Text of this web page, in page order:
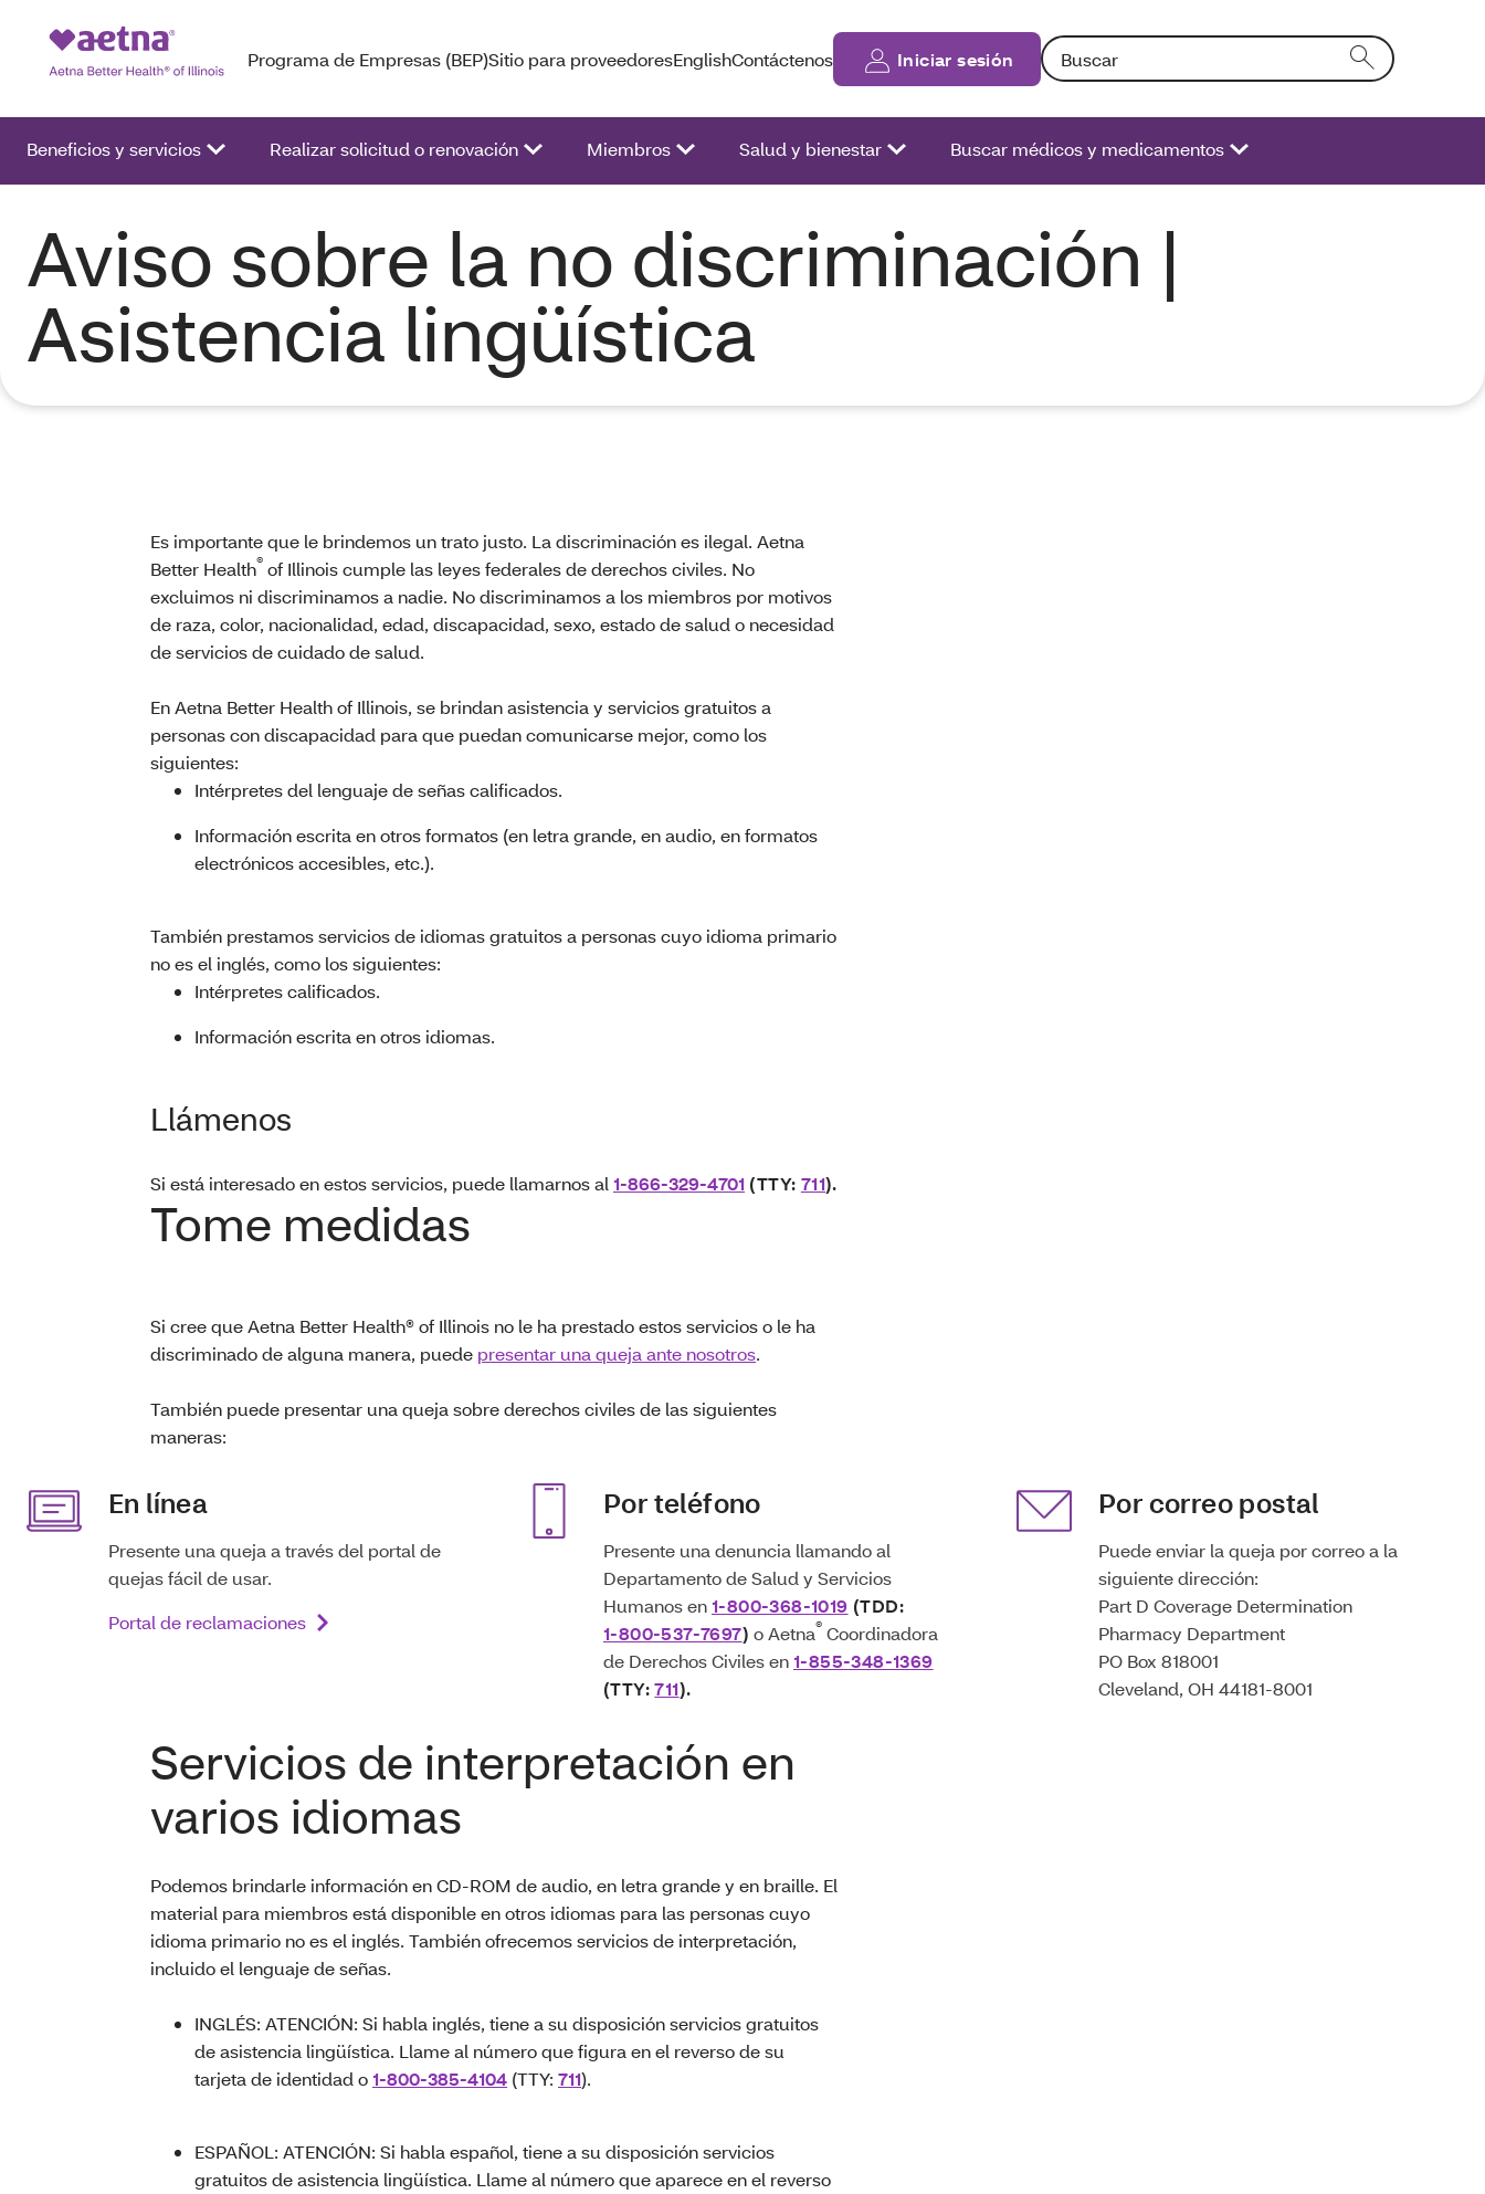
Programa de Empresas (BEP)Sitio para proveedoresEnglishContáctenos Iniciar sesión Búsqueda: Si ingresa texto en el campo de la forma
Beneficios y servicios Realizar solicitud o renovación Miembros Salud y bienestar Buscar médicos y medicamentos
Aviso sobre la no discriminación |
Asistencia lingüística
Es importante que le brindemos un trato justo. La discriminación es ilegal. Aetna
Better Health® of Illinois cumple las leyes federales de derechos civiles. No
excluimos ni discriminamos a nadie. No discriminamos a los miembros por motivos
de raza, color, nacionalidad, edad, discapacidad, sexo, estado de salud o necesidad
de servicios de cuidado de salud.
En Aetna Better Health of Illinois, se brindan asistencia y servicios gratuitos a
personas con discapacidad para que puedan comunicarse mejor, como los
siguientes:
Intérpretes del lenguaje de señas calificados.
Información escrita en otros formatos (en letra grande, en audio, en formatos
electrónicos accesibles, etc.).
También prestamos servicios de idiomas gratuitos a personas cuyo idioma primario
no es el inglés, como los siguientes:
Intérpretes calificados.
Información escrita en otros idiomas.
Llámenos
Si está interesado en estos servicios, puede llamarnos al 1-866-329-4701 (TTY: 711).
Tome medidas
Si cree que Aetna Better Health® of Illinois no le ha prestado estos servicios o le ha
discriminado de alguna manera, puede presentar una queja ante nosotros.
También puede presentar una queja sobre derechos civiles de las siguientes
maneras:
En línea
Presente una queja a través del portal de
quejas fácil de usar.
Portal de reclamaciones
Por teléfono
Presente una denuncia llamando al
Departamento de Salud y Servicios
Humanos en1-800-368-1019 (TDD:
1-800-537-7697)o Aetna® Coordinadora
de Derechos Civiles en1-855-348-1369
(TTY:711).
Por correo postal
Puede enviar la queja por correo a la
siguiente dirección:
Part D Coverage Determination
Pharmacy Department
PO Box 818001
Cleveland, OH 44181-8001
Servicios de interpretación en
varios idiomas
Podemos brindarle información en CD-ROM de audio, en letra grande y en braille. El
material para miembros está disponible en otros idiomas para las personas cuyo
idioma primario no es el inglés. También ofrecemos servicios de interpretación,
incluido el lenguaje de señas.
INGLÉS: ATENCIÓN: Si habla inglés, tiene a su disposición servicios gratuitos
de asistencia lingüística. Llame al número que figura en el reverso de su
tarjeta de identidad o1-800-385-4104 (TTY: 711).
ESPAÑOL: ATENCIÓN: Si habla español, tiene a su disposición servicios
gratuitos de asistencia lingüística. Llame al número que aparece en el reverso